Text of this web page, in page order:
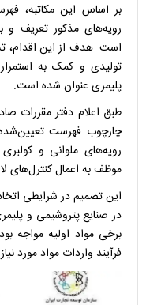
بر اساس این مکاتبه،
رویه‌های مذکور تعریف و
است. هدف از این اقدام،
تولیدی و کمک به
پلیمری عنوان شده است.
طبق اعلام دفتر مقررات
چارچوب فهرست
رویه‌های ملوانی و
موظف به اعمال کنترل‌های
این تصمیم در شرایطی
در صنایع پتروشیمی و
برخی مواد اولیه مواجه
فرآیند واردات مواد مورد